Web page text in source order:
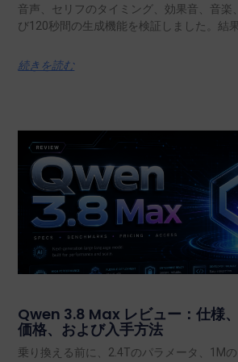
音声、セリフのタイミング、効果音、音楽
び120秒間の生成機能を検証しました。結
続きを読む
Qwen 3.8 Max レビュー：仕様、
価格、および入手方法
乗り換える前に、2.4Tのパラメータ、1M